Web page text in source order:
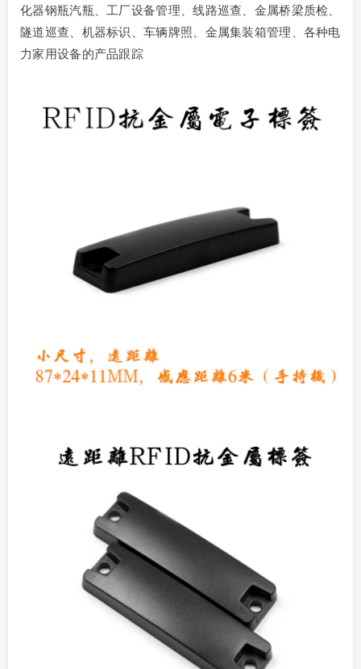
化器钢瓶汽瓶、工厂设备管理、线路巡查、金属桥梁质检、
隧道巡查、机器标识、车辆牌照、金属集装箱管理、各种电
力家用设备的产品跟踪